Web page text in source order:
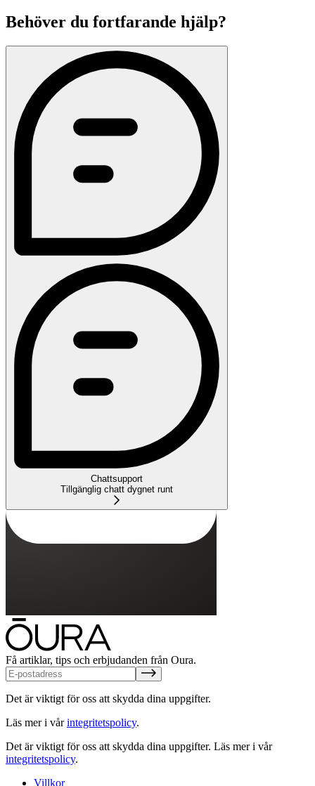
Behöver du fortfarande hjälp?
Chattsupport
Tillgänglig chatt dygnet runt
Få artiklar, tips och erbjudanden från Oura.
Det är viktigt för oss att skydda dina uppgifter.
Läs mer i vårintegritetspolicy.
Det är viktigt för oss att skydda dina uppgifter. Läs mer i vår
integritetspolicy.
Villkor